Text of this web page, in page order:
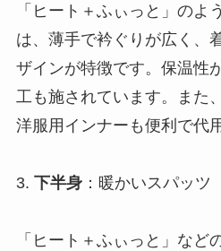
「ヒート＋ふぃっと」のよ
は、薄手で衿ぐりが広く、
ザインが特徴です。保温性
工も施されています。また
洋服用インナーも便利で代
3. 下半身：暖かいスパッツ
「ヒート＋ふぃっと」など